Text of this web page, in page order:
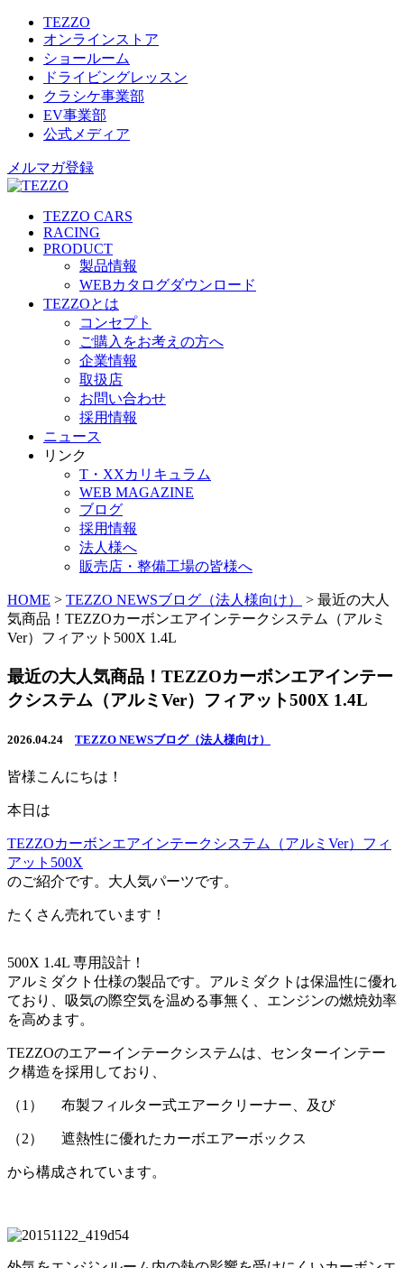
TEZZO
オンラインストア
ショールーム
ドライビングレッスン
クラシケ事業部
EV事業部
公式メディア
メルマガ登録
TEZZO CARS
RACING
PRODUCT
製品情報
WEBカタログダウンロード
TEZZOとは
コンセプト
ご購入をお考えの方へ
企業情報
取扱店
お問い合わせ
採用情報
ニュース
リンク
T・XXカリキュラム
WEB MAGAZINE
ブログ
採用情報
法人様へ
販売店・整備工場の皆様へ
HOME > TEZZO NEWSブログ（法人様向け） > 最近の大人
気商品！TEZZOカーボンエアインテークシステム（アルミ
Ver）フィアット500X 1.4L
最近の大人気商品！TEZZOカーボンエアインテー
クシステム（アルミVer）フィアット500X 1.4L
2026.04.24 TEZZO NEWSブログ（法人様向け）
皆様こんにちは！
本日は
TEZZOカーボンエアインテークシステム（アルミVer）フィ
アット500X
のご紹介です。大人気パーツです。
たくさん売れています！
500X 1.4L 専用設計！
アルミダクト仕様の製品です。アルミダクトは保温性に優れ
ており、吸気の際空気を温める事無く、エンジンの燃焼効率
を高めます。
TEZZOのエアーインテークシステムは、センターインテー
ク構造を採用しており、
（1） 布製フィルター式エアークリーナー、及び
（2） 遮熱性に優れたカーボエアーボックス
から構成されています。